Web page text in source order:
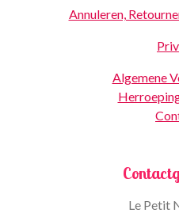
Annuleren,
Algemene
Le Petit